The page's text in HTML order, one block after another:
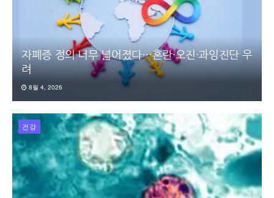
자폐증 정의 너무 넓어졌다…혼란·오진·과잉진단 우
려
8월 4, 2026
건강